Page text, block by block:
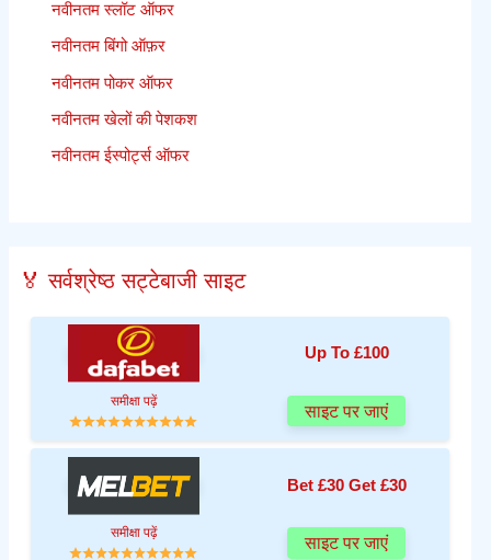
नवीनतम स्लॉट ऑफर
नवीनतम बिंगो ऑफ़र
नवीनतम पोकर ऑफर
नवीनतम खेलों की पेशकश
नवीनतम ईस्पोर्ट्स ऑफर
🏅 सर्वश्रेष्ठ सट्टेबाजी साइट
Up To £100
समीक्षा पढ़ें
साइट पर जाएं
Bet £30 Get £30
समीक्षा पढ़ें
साइट पर जाएं